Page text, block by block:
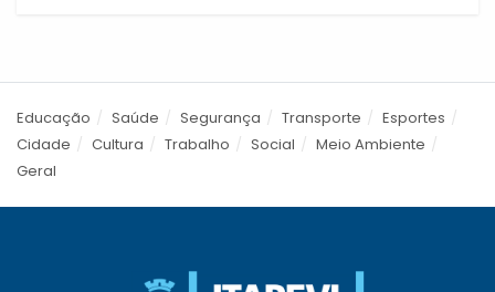
Educação Saúde Segurança Transporte
Esportes
Cidade
Cultura Trabalho Social
Meio Ambiente
Geral